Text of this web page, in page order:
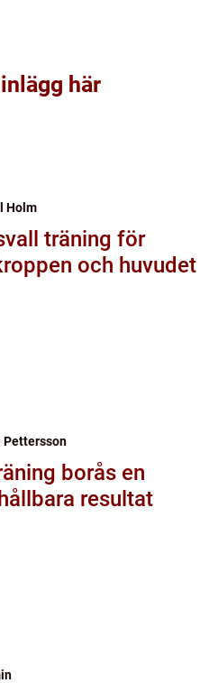
här
Holm
för
och huvudet
Pettersson
borås en
resultat